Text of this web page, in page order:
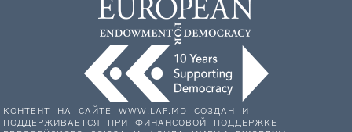
КОНТЕНТ НА САЙТЕ WWW.LAF.MD СОЗДАН И
ПОДДЕРЖИВАЕТСЯ ПРИ ФИНАНСОВОЙ ПОДДЕРЖКЕ